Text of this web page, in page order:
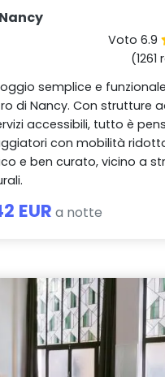
Voto 6.9
semplice e
di Nancy. Con strutture
accessibili, tutto è
con mobilità
e ben curato, vicino a
EUR a notte